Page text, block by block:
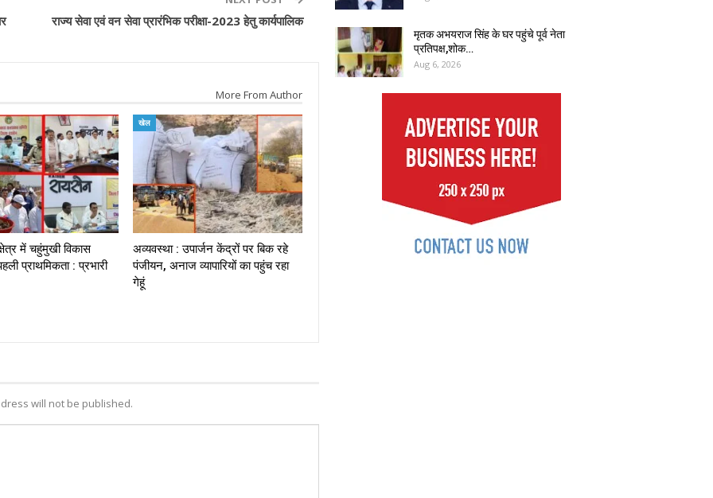
राज्य सेवा एवं वन सेवा प्रारंभिक परीक्षा-2023 हेतु कार्यपालिक
More From Author
में चहुंमुखी विकास
प्राथमिकता : प्रभारी
खेल
अव्यवस्था : उपार्जन केंद्रों पर बिक रहे
पंजीयन, अनाज व्यापारियों का पहुंच रहा
गेहूं
will not be published.
मृतक अभयराज सिंह के घर पहुंचे पूर्व नेता
प्रतिपक्ष,शोक…
Aug 6, 2026